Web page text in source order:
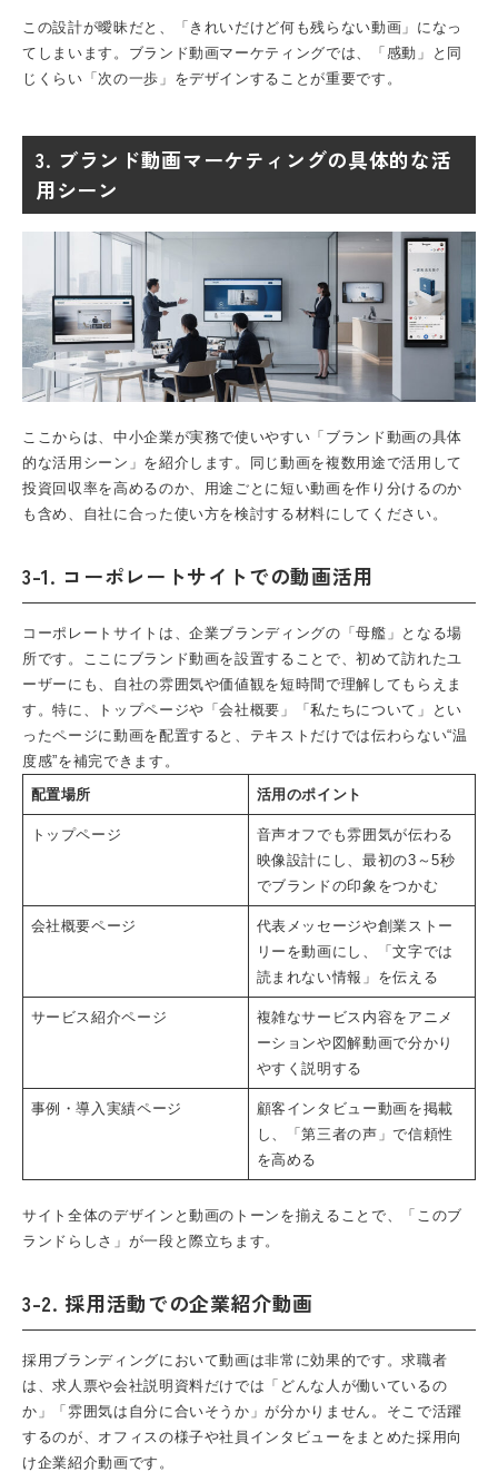
この設計が曖昧だと、「きれいだけど何も残らない動画」になっ
てしまいます。ブランド動画マーケティングでは、「感動」と同
じくらい「次の一歩」をデザインすることが重要です。
3. ブランド動画マーケティングの具体的な活
用シーン
ここからは、中小企業が実務で使いやすい「ブランド動画の具体
的な活用シーン」を紹介します。同じ動画を複数用途で活用して
投資回収率を高めるのか、用途ごとに短い動画を作り分けるのか
も含め、自社に合った使い方を検討する材料にしてください。
3-1. コーポレートサイトでの動画活用
コーポレートサイトは、企業ブランディングの「母艦」となる場
所です。ここにブランド動画を設置することで、初めて訪れたユ
ーザーにも、自社の雰囲気や価値観を短時間で理解してもらえま
す。特に、トップページや「会社概要」「私たちについて」とい
ったページに動画を配置すると、テキストだけでは伝わらない“温
度感”を補完できます。
配置場所
活用のポイント
トップページ
音声オフでも雰囲気が伝わる
映像設計にし、最初の3～5秒
でブランドの印象をつかむ
会社概要ページ
代表メッセージや創業ストー
リーを動画にし、「文字では
読まれない情報」を伝える
サービス紹介ページ
複雑なサービス内容をアニメ
ーションや図解動画で分かり
やすく説明する
事例・導入実績ページ
顧客インタビュー動画を掲載
し、「第三者の声」で信頼性
を高める
サイト全体のデザインと動画のトーンを揃えることで、「このブ
ランドらしさ」が一段と際立ちます。
3-2. 採用活動での企業紹介動画
採用ブランディングにおいて動画は非常に効果的です。求職者
は、求人票や会社説明資料だけでは「どんな人が働いているの
か」「雰囲気は自分に合いそうか」が分かりません。そこで活躍
するのが、オフィスの様子や社員インタビューをまとめた採用向
け企業紹介動画です。